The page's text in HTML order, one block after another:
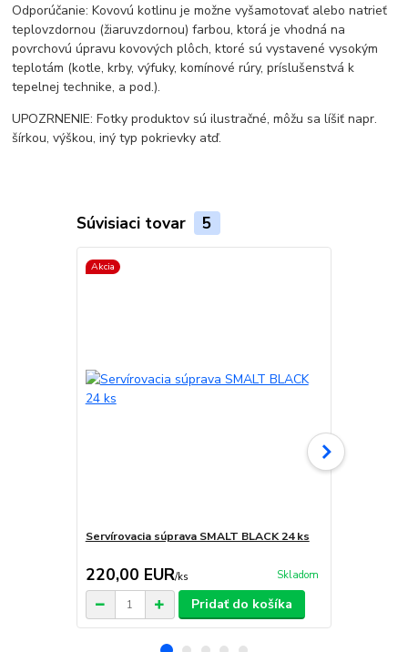
Odporúčanie: Kovovú kotlinu je možne vyšamotovať alebo natrieť
teplovzdornou (žiaruvzdornou) farbou, ktorá je vhodná na
povrchovú úpravu kovových plôch, ktoré sú vystavené vysokým
teplotám (kotle, krby, výfuky, komínové rúry, príslušenstvá k
tepelnej technike, a pod.).
UPOZRNENIE: Fotky produktov sú ilustračné, môžu sa líšiť napr.
šírkou, výškou, iný typ pokrievky atď.
Súvisiaci tovar 5
Akcia
Servírovacia súprava SMALT BLACK 24 ks
220,00 EUR/ks Skladom
Pridať do košíka